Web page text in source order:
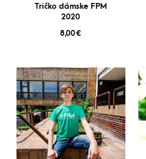
Tričko dámske FPM
2020
8,00€